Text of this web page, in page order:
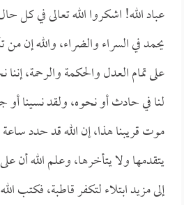
عباد الله! اشكروا الله تعالى في كل
يحمد في السراء والضراء، والله إن من
على تمام العدل والحكمة والرحمة،
لنا في حادث أو نحوه، ولقد نسينا أو
موت قريبنا هذا، إن الله قد حدد
يتقدمها ولا يتأخرها، وعلم الله أن
إلى مزيد ابتلاء لتكفر قاطبة، فكتب